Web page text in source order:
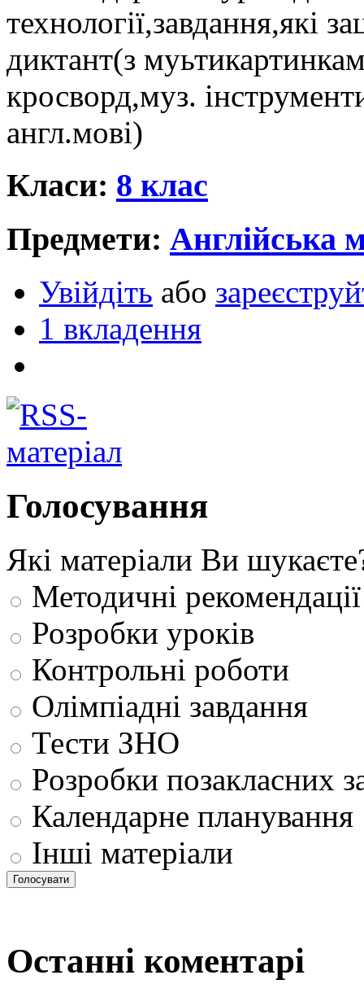
технології,завдання,які
диктант(з
кросворд,муз.
англ.мові)
Класи: 8 клас
Предмети: Англійська
Увійдіть або
1 вкладення
Голосування
Які матеріали Ви
Методичні рекомендації
Розробки уроків
Контрольні роботи
Олімпіадні завдання
Тести ЗНО
Розробки позакласних
Календарне планування
Інші матеріали
Останні коментарі